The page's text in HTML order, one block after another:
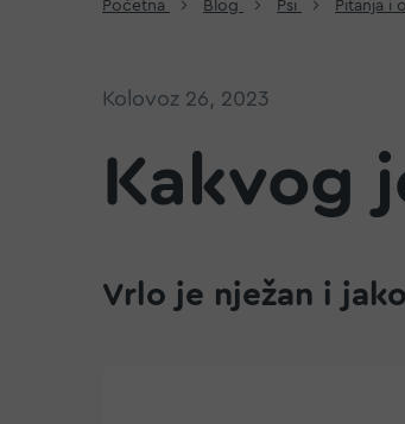
Početna Blog Psi Pitanja i
Kolovoz 26, 2023
Kakvog
Vrlo je nježan i